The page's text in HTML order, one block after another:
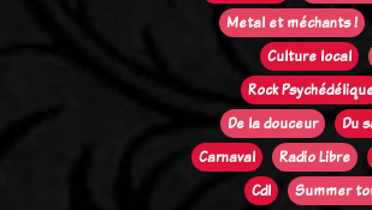
Metal et méchants !
Culture local
Rock
De la douceur
Du
Carnaval
Radio Libre
Cdl
Summer